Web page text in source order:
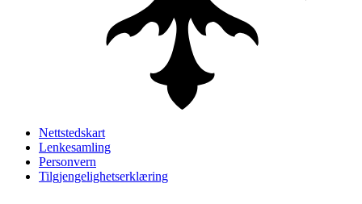
Nettstedskart
Lenkesamling
Personvern
Tilgjengelighetserklæring